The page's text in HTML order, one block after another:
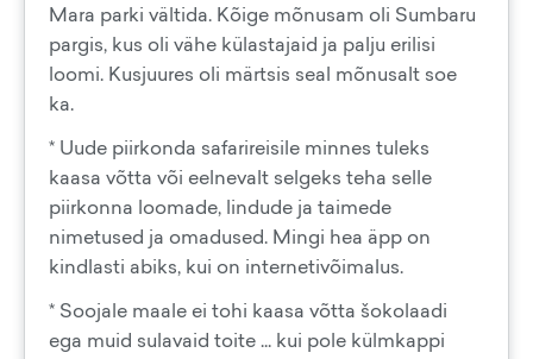
Mara parki vältida. Kõige mõnusam oli Sumbaru
pargis, kus oli vähe külastajaid ja palju erilisi
loomi. Kusjuures oli märtsis seal mõnusalt soe
ka.
* Uude piirkonda safarireisile minnes tuleks
kaasa võtta või eelnevalt selgeks teha selle
piirkonna loomade, lindude ja taimede
nimetused ja omadused. Mingi hea äpp on
kindlasti abiks, kui on internetivõimalus.
* Soojale maale ei tohi kaasa võtta šokolaadi
ega muid sulavaid toite ... kui pole külmkappi